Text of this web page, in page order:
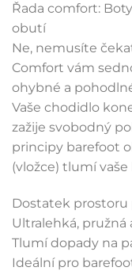
Řada comfort:
obutí
Ne, nemusíte
Comfort vám
ohybné a
Vaše chodidlo
zažije svobodný
principy barefoot
(vložce) tlumí vaše
Dostatek prostoru
Ultralehká, pružná
Tlumí dopady na
Ideální pro